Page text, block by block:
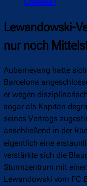
Lewandowski-
nur noch
Aubameyang hatte
Barcelona
er wegen
sogar als Kapitän
seines Vertrags
anschließend in der
eigentlich eine
verstärkte sich die
Sturmzentrum mit
Lewandowski vom FC